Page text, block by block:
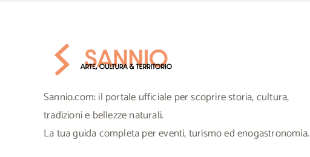
Sannio.com: il portale ufficiale per scoprire storia, cultura,
tradizioni e bellezze naturali.
La tua guida completa per eventi, turismo ed enogastronomia.